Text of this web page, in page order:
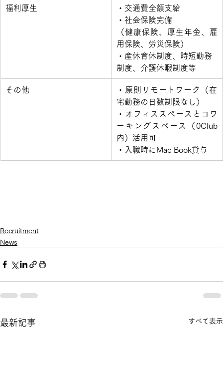
​福利厚生
​・交通費全額支給
・社会保険完備
（健康保険、厚生年金、雇
用保険、労災保険）
・産休育休制度、時短勤務
制度、介護休暇制度等
​その他
​・原則リモートワーク（在
宅勤務の日数制限なし）
・オフィススペースとコワ
ーキングスペース（0Club
内）活用可
・入職時にMac Book貸与
Recruitment
News
最新記事 すべて表示